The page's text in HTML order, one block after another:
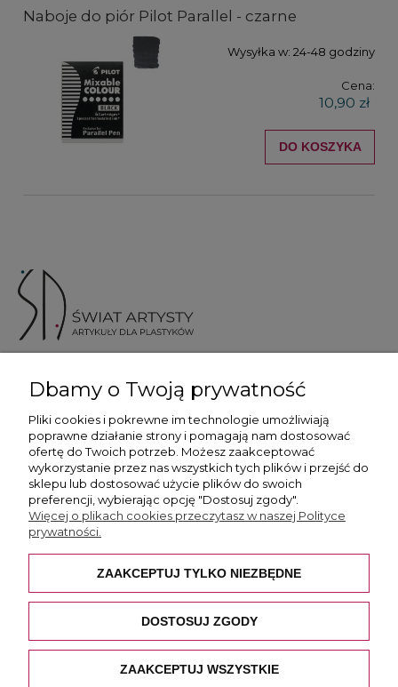
Naboje do piór Pilot Parallel - czarne
Wysyłka w: 24-48 godziny
Cena:
10,90 zł
DO KOSZYKA
Więcej informacji
Płatność i dostawa
Pomoc
O nas
Dbamy o Twoją prywatność
Pliki cookies i pokrewne im technologie umożliwiają
poprawne działanie strony i pomagają nam dostosować
ofertę do Twoich potrzeb. Możesz zaakceptować
wykorzystanie przez nas wszystkich tych plików i przejść do
sklepu lub dostosować użycie plików do swoich
preferencji, wybierając opcję "Dostosuj zgody".
Więcej o plikach cookies przeczytasz w naszej Polityce
prywatności.
ZAAKCEPTUJ TYLKO NIEZBĘDNE
DOSTOSUJ ZGODY
ZAAKCEPTUJ WSZYSTKIE